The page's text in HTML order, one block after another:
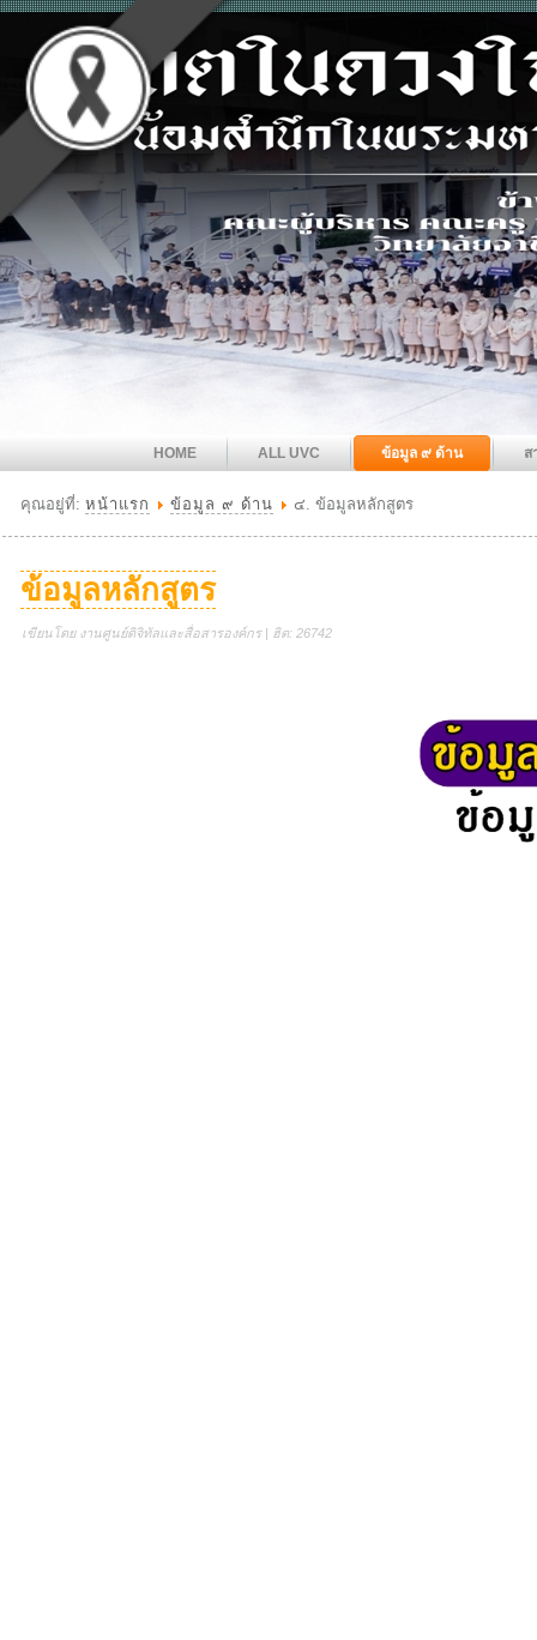
HOME ALL UVC ข้อมูล ๙ ด้าน ส
คุณอยู่ที่: หน้าแรก ข้อมูล ๙ ด้าน ๔. ข้อมูลหลักสูตร
ข้อมูลหลักสูตร
เขียนโดย งานศูนย์ดิจิทัลและสื่อสารองค์กร | ฮิต: 26742